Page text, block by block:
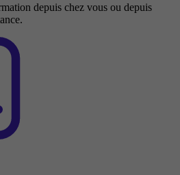
depuis chez vous ou depuis